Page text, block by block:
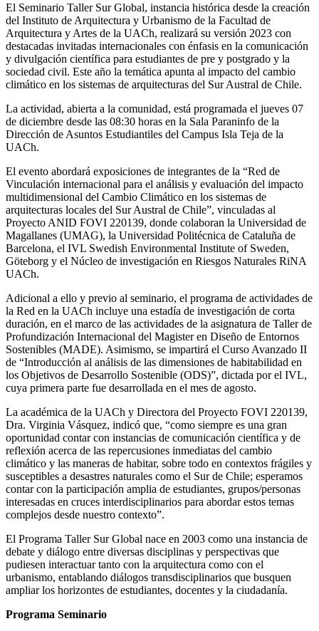
El Seminario Taller Sur Global, instancia histórica desde la creación
del Instituto de Arquitectura y Urbanismo de la Facultad de
Arquitectura y Artes de la UACh, realizará su versión 2023 con
destacadas invitadas internacionales con énfasis en la comunicación
y divulgación científica para estudiantes de pre y postgrado y la
sociedad civil. Este año la temática apunta al impacto del cambio
climático en los sistemas de arquitecturas del Sur Austral de Chile.
La actividad, abierta a la comunidad, está programada el jueves 07
de diciembre desde las 08:30 horas en la Sala Paraninfo de la
Dirección de Asuntos Estudiantiles del Campus Isla Teja de la
UACh.
El evento abordará exposiciones de integrantes de la “Red de
Vinculación internacional para el análisis y evaluación del impacto
multidimensional del Cambio Climático en los sistemas de
arquitecturas locales del Sur Austral de Chile”, vinculadas al
Proyecto ANID FOVI 220139, donde colaboran la Universidad de
Magallanes (UMAG), la Universidad Politécnica de Cataluña de
Barcelona, el IVL Swedish Environmental Institute of Sweden,
Göteborg y el Núcleo de investigación en Riesgos Naturales RiNA
UACh.
Adicional a ello y previo al seminario, el programa de actividades de
la Red en la UACh incluye una estadía de investigación de corta
duración, en el marco de las actividades de la asignatura de Taller de
Profundización Internacional del Magister en Diseño de Entornos
Sostenibles (MADE). Asimismo, se impartirá el Curso Avanzado II
de “Introducción al análisis de las dimensiones de habitabilidad en
los Objetivos de Desarrollo Sostenible (ODS)”, dictada por el IVL,
cuya primera parte fue desarrollada en el mes de agosto.
La académica de la UACh y Directora del Proyecto FOVI 220139,
Dra. Virginia Vásquez, indicó que, “como siempre es una gran
oportunidad contar con instancias de comunicación científica y de
reflexión acerca de las repercusiones inmediatas del cambio
climático y las maneras de habitar, sobre todo en contextos frágiles y
susceptibles a desastres naturales como el Sur de Chile; esperamos
contar con la participación amplia de estudiantes, grupos/personas
interesadas en cruces interdisciplinarios para abordar estos temas
complejos desde nuestro contexto”.
El Programa Taller Sur Global nace en 2003 como una instancia de
debate y diálogo entre diversas disciplinas y perspectivas que
pudiesen interactuar tanto con la arquitectura como con el
urbanismo, entablando diálogos transdisciplinarios que busquen
ampliar los horizontes de estudiantes, docentes y la ciudadanía.
Programa Seminario